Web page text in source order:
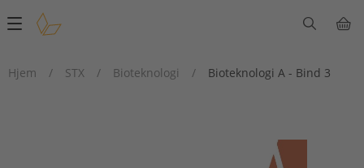
Main
Hjem
/ STX / Bioteknologi / Bioteknologi A - Bind 3